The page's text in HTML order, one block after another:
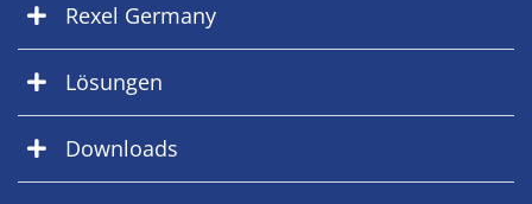
Rexel Germany
Lösungen
Downloads